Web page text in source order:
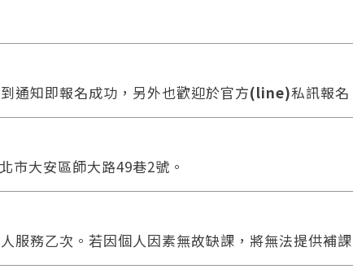
通知即報名成功，另外也歡迎於官方(line)私訊報
市大安區師大路49巷2號。
服務乙次。若因個人因素無故缺課，將無法提供補